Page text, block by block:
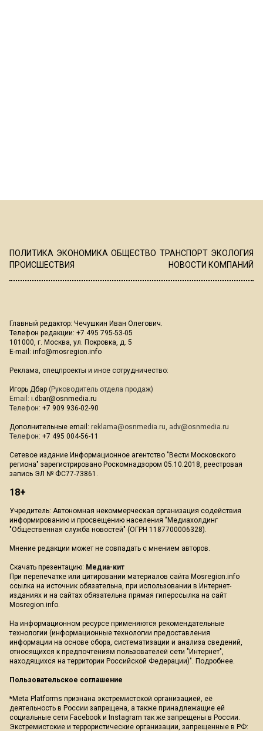
ПОЛИТИКА ЭКОНОМИКА ОБЩЕСТВО ТРАНСПОРТ ЭКОЛОГИЯ
ПРОИСШЕСТВИЯ
НОВОСТИ КОМПАНИЙ
Главный редактор: Чечушкин Иван Олегович.
Телефон редакции: +7 495 795-53-05
101000, г. Москва, ул. Покровка, д. 5
E-mail: info@mosregion.info
Реклама, спецпроекты и иное сотрудничество:
Игорь Дбар (Руководитель отдела продаж)
Email: i.dbar@osnmedia.ru
Телефон: +7 909 936-02-90
Дополнительные email: reklama@osnmedia.ru, adv@osnmedia.ru
Телефон: +7 495 004-56-11
Сетевое издание Информационное агентство "Вести Московского
региона" зарегистрировано Роскомнадзором 05.10.2018, реестровая
запись ЭЛ № ФС77-73861.
18+
Учредитель: Автономная некоммерческая организация содействия
информированию и просвещению населения "Медиахолдинг
"Общественная служба новостей" (ОГРН 1187700006328).
Мнение редакции может не совпадать с мнением авторов.
Скачать презентацию: Медиа-кит
При перепечатке или цитировании материалов сайта Mosregion.info
ссылка на источник обязательна, при использовании в Интернет-
изданиях и на сайтах обязательна прямая гиперссылка на сайт
Mosregion.info.
На информационном ресурсе применяются рекомендательные
технологии (информационные технологии предоставления
информации на основе сбора, систематизации и анализа сведений,
относящихся к предпочтениям пользователей сети "Интернет",
находящихся на территории Российской Федерации)". Подробнее.
Пользовательское соглашение
*Meta Platforms признана экстремистской организацией, её
деятельность в России запрещена, а также принадлежащие ей
социальные сети Facebook и Instagram так же запрещены в России.
Экстремистские и террористические организации, запрещенные в РФ: